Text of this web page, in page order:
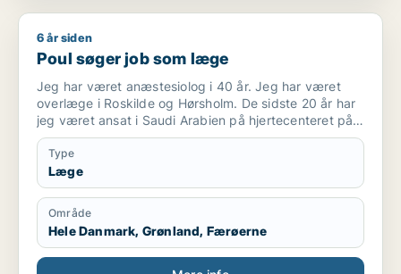
Poul søger job som læge
6 år siden
Poul søger job som læge
Jeg har været anæstesiolog i 40 år. Jeg har været
overlæge i Roskilde og Hørsholm. De sidste 20 år har
jeg været ansat i Saudi Arabien på hjertecenteret på
to højprofilerede hospitaler, King Faisal Specialist
Hospital og King Fahad Medical City. Jeg har været
tilknyttet “The royal Clinic”, som tog vare på den
saudiske konge.
Jeg sluttede i december 2019
Type
Læge
Område
Hele Danmark, Grønland, Færøerne